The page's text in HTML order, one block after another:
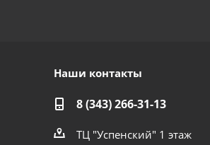
Наши контакты
8 (343) 266-31-13
ТЦ "Успенский" 1 этаж